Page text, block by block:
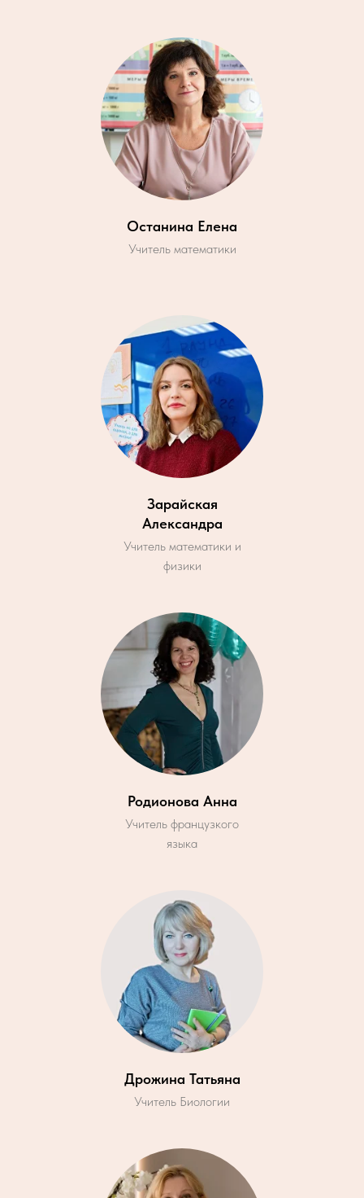
Останина Елена
Учитель математики
Зарайская
Александра
Учитель математики и
физики
Родионова Анна
Учитель французкого
языка
Дрожина Татьяна
Учитель Биологии